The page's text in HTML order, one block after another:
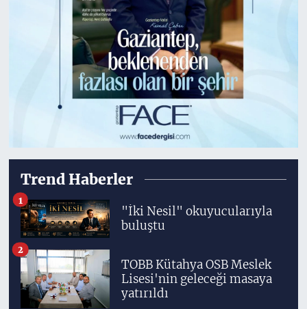
Trend Haberler
"İki Nesil" okuyucularıyla
buluştu
1
TOBB Kütahya OSB Meslek
Lisesi'nin geleceği masaya
yatırıldı
2